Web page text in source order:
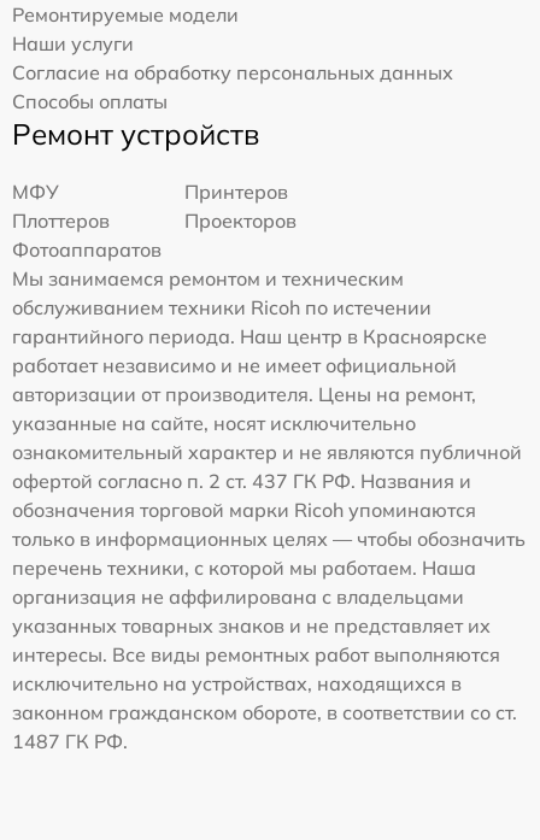
Ремонтируемые модели
Наши услуги
Согласие на обработку персональных данных
Способы оплаты
Ремонт устройств
МФУ
Принтеров
Плоттеров
Проекторов
Фотоаппаратов
Мы занимаемся ремонтом и техническим
обслуживанием техники Ricoh по истечении
гарантийного периода. Наш центр в Красноярске
работает независимо и не имеет официальной
авторизации от производителя. Цены на ремонт,
указанные на сайте, носят исключительно
ознакомительный характер и не являются публичной
офертой согласно п. 2 ст. 437 ГК РФ. Названия и
обозначения торговой марки Ricoh упоминаются
только в информационных целях — чтобы обозначить
перечень техники, с которой мы работаем. Наша
организация не аффилирована с владельцами
указанных товарных знаков и не представляет их
интересы. Все виды ремонтных работ выполняются
исключительно на устройствах, находящихся в
законном гражданском обороте, в соответствии со ст.
1487 ГК РФ.